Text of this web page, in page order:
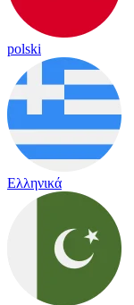
polski
Ελληνικά